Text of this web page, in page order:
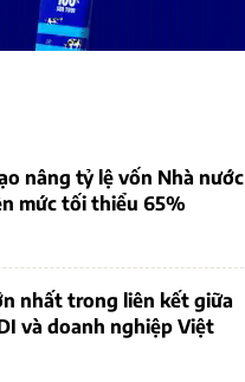
nâng tỷ lệ vốn Nhà nước
mức tối thiểu 65%
nhất trong liên kết giữa
và doanh nghiệp Việt